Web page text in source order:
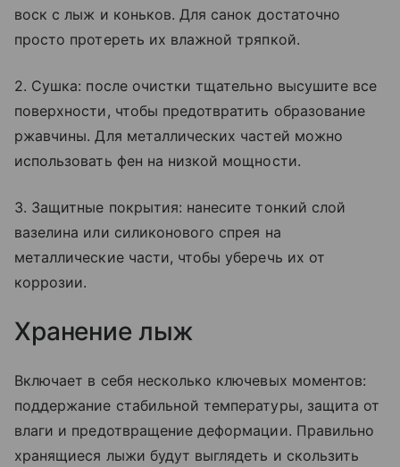
воск с лыж и коньков. Для санок достаточно
просто протереть их влажной тряпкой.
2. Сушка: после очистки тщательно высушите все
поверхности, чтобы предотвратить образование
ржавчины. Для металлических частей можно
использовать фен на низкой мощности.
3. Защитные покрытия: нанесите тонкий слой
вазелина или силиконового спрея на
металлические части, чтобы уберечь их от
коррозии.
Хранение лыж
Включает в себя несколько ключевых моментов:
поддержание стабильной температуры, защита от
влаги и предотвращение деформации. Правильно
хранящиеся лыжи будут выглядеть и скользить